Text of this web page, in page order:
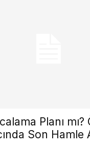
Planı
Son Hamle